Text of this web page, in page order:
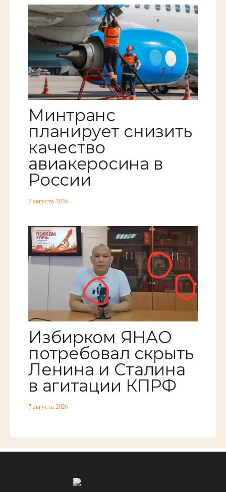
Минтранс
планирует снизить
качество
авиакеросина в
России
7 августа 2026
Избирком ЯНАО
потребовал скрыть
Ленина и Сталина
в агитации КПРФ
7 августа 2026